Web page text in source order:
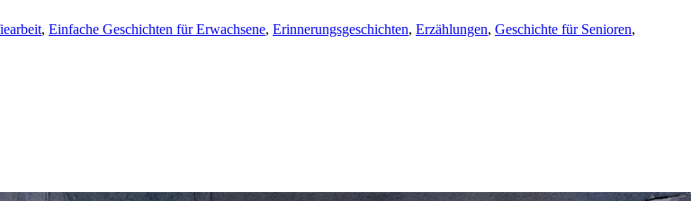
, Einfache Geschichten für Erwachsene, Erinnerungsgeschichten, Erzählungen, Geschichte für Senioren,